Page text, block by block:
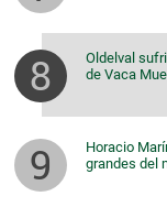
Oldelval
de Vaca
Horacio
grandes del